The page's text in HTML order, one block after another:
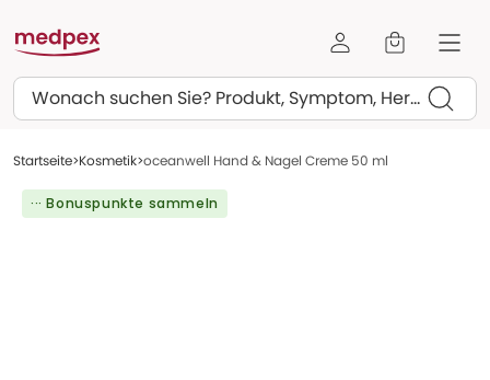
Suchen
Startseite Kosmetik oceanwell Hand & Nagel Creme 50 ml
··· Bonuspunkte sammeln